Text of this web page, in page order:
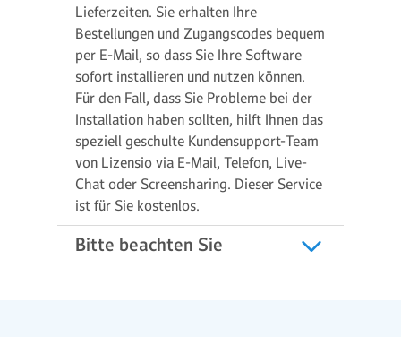
Lieferzeiten. Sie erhalten Ihre
Bestellungen und Zugangscodes bequem
per E-Mail, so dass Sie Ihre Software
sofort installieren und nutzen können.
Für den Fall, dass Sie Probleme bei der
Installation haben sollten, hilft Ihnen das
speziell geschulte Kundensupport-Team
von Lizensio via E-Mail, Telefon, Live-
Chat oder Screensharing. Dieser Service
ist für Sie kostenlos.
Bitte beachten Sie